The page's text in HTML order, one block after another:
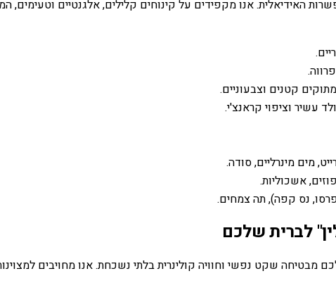
האידיאלית. אנו מקפידים על קינוחים קלילים, אלגנטיים וטעימים,
קטנים וצבעוניים.
עשיר וציפוי קראנצ'י.
מים מינרליים, סודה.
אשכוליות.
נס קפה), תה צמחים.
לברית שלכם
מבטיחה שקט נפשי וחוויה קולינרית בלתי נשכחת. אנו מחויבים